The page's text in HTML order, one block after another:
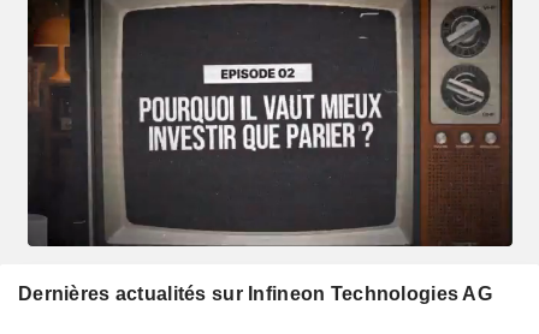
Dernières actualités sur Infineon Technologies AG